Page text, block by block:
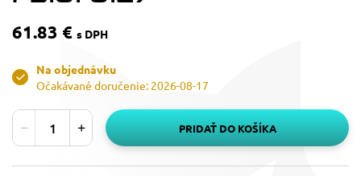
61.83 € s DPH
Na objednávku
Očakávané doručenie: 2026-08-17
PRIDAŤ DO KOŠÍKA